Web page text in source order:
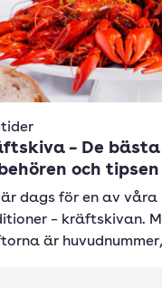
– De
och tipsen
är dags för en av
– kräftskivan.
är